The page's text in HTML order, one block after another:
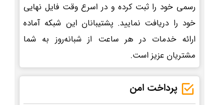
رسمی خود را ثبت کرده و در اسرع وقت فایل نهایی
خود را دریافت نمایید. پشتیبانان این شبکه آماده
ارائه خدمات در هر ساعت از شبانه‌روز به شما
مشتریان عزیز است.
پرداخت امن